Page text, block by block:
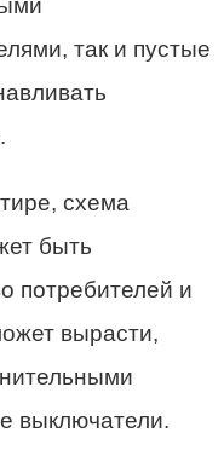
так и пустые
схема
быть
потребителей и
вырасти,
выключатели.